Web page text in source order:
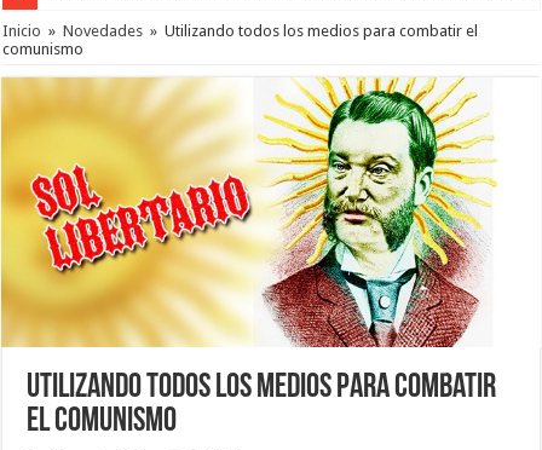
Inicio » Novedades » Utilizando todos los medios para combatir el
comunismo
Utilizando todos los medios para combatir
el comunismo